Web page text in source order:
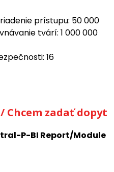
prístupu: 50 000
tvárí: 1 000 000
16
zadať dopyt
P-BI Report/Module